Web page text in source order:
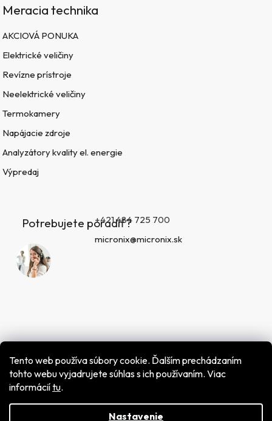
Tento web používa súbory cookie. Ďalším prechádzaním
tohto webu vyjadrujete súhlas s ich používaním. Viac
informáciítu.
Nastavenie
Meracia technika
AKCIOVÁ PONUKA
Elektrické veličiny
Revízne prístroje
Neelektrické veličiny
Termokamery
Napájacie zdroje
Analyzátory kvality el. energie
Výpredaj
Potrebujete poradiť?+421 484 725 700
micronix@micronix.sk
vyhradené.